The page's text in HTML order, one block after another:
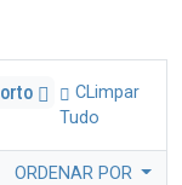
CLimpar
Tudo
ORDENAR POR